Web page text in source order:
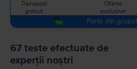
Transport
gratuit
Oferte
exclusive
Parte din grupul
67 teste efectuate de
experții noștri